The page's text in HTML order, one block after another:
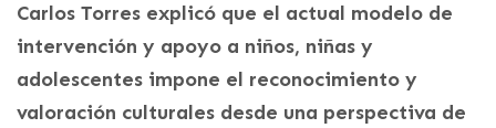
Carlos Torres explicó que el actual modelo de
intervención y apoyo a niños, niñas y
adolescentes impone el reconocimiento y
valoración culturales desde una perspectiva de